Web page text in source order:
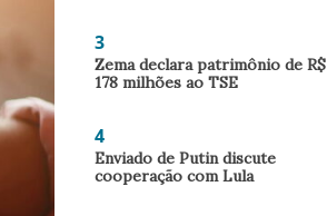
3
Zema declara patrimônio de R$
178 milhões ao TSE
4
Enviado de Putin discute
cooperação com Lula